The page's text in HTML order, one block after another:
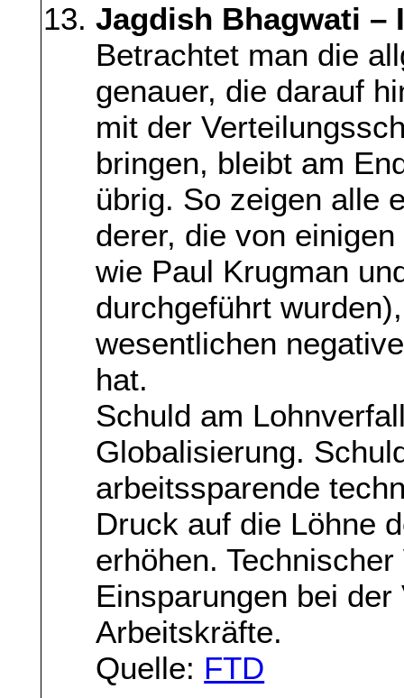
Jagdish Bhagwati –
Betrachtet man die
genauer, die darauf
mit der
bringen, bleibt am
übrig. So zeigen alle
derer, die von
wie Paul Krugman
durchgeführt
wesentlichen
hat.
Schuld am
Globalisierung.
arbeitssparende
Druck auf die Löhne
erhöhen.
Einsparungen bei
Arbeitskräfte.
Quelle: FTD